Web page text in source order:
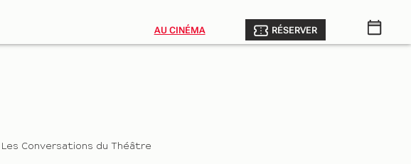
AU CINÉMA RÉSERVER
Les Conversations du Théâtre